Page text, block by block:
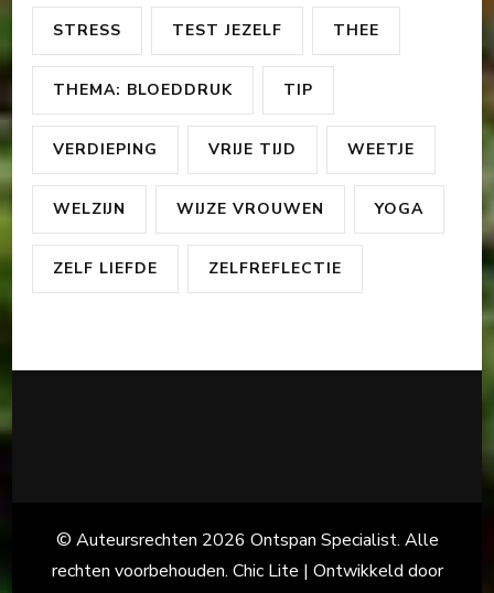
STRESS TEST JEZELF THEE
THEMA: BLOEDDRUK TIP
VERDIEPING VRIJE TIJD WEETJE
WELZIJN WIJZE VROUWEN YOGA
ZELF LIEFDE ZELFREFLECTIE
© Auteursrechten 2026 Ontspan Specialist. Alle
rechten voorbehouden. Chic Lite | Ontwikkeld door